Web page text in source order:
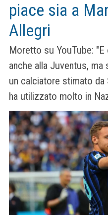
piace sia a
Allegri
Moretto su YouTube: "E
anche alla Juventus,
un calciatore stimato
ha utilizzato molto in